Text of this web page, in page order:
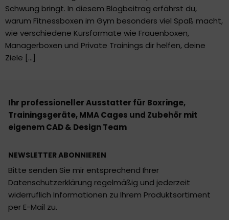
Schwung bringt. In diesem Blogbeitrag erfährst du,
warum Fitnessboxen im Gym besonders viel Spaß macht,
wie verschiedene Kursformate wie Frauenboxen,
Managerboxen und Private Trainings dir helfen, deine
Ziele […]
Ihr professioneller Ausstatter für Boxringe,
Trainingsgeräte, MMA Cages und Zubehör mit
eigenem CAD & Design Team
NEWSLETTER ABONNIEREN
Bitte senden Sie mir entsprechend Ihrer
Datenschutzerklärung regelmäßig und jederzeit
widerruflich Informationen zu Ihrem Produktsortiment
per E-Mail zu.